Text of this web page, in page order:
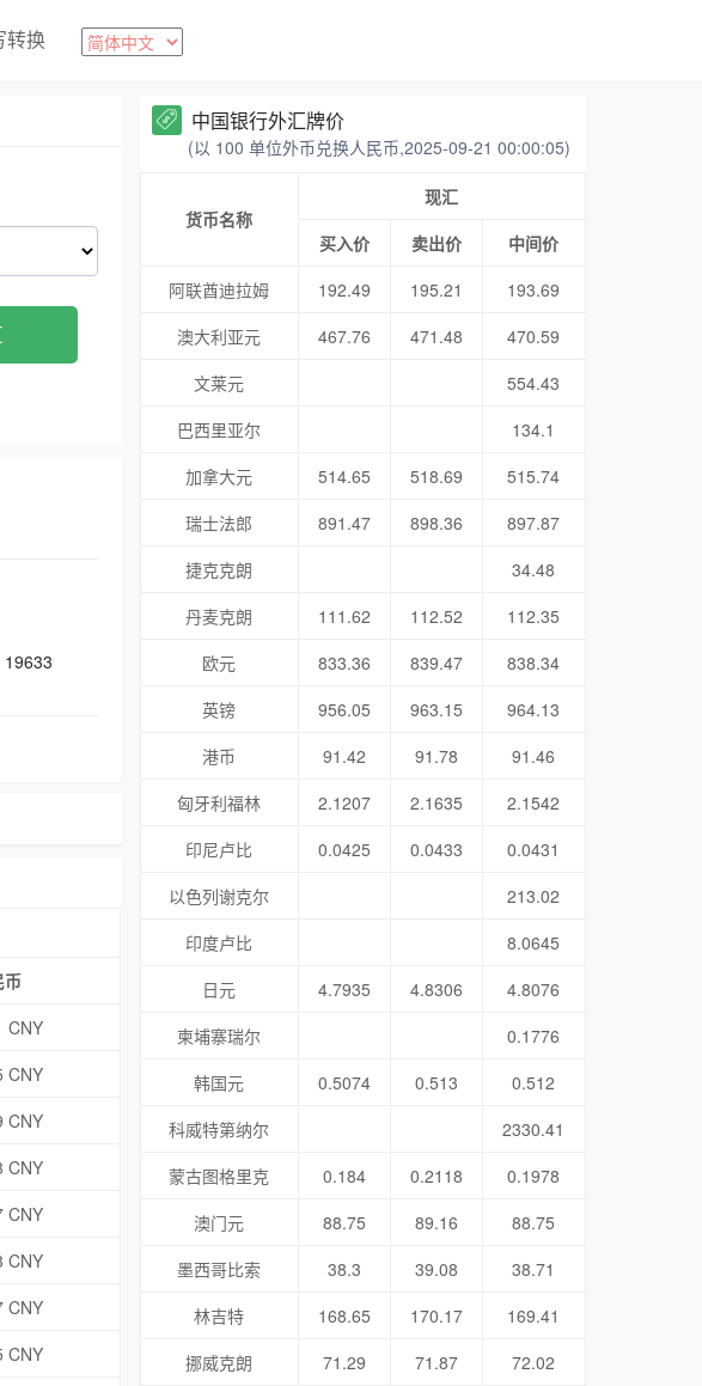
转换
币
CNY
CNY
CNY
CNY
CNY
CNY
CNY
CNY
中国银行外汇牌价
(以 100 单位外币兑换人民币,2025-09-21 00:00:05)
货币名称
现汇
买入价
卖出价
中间价
阿联酋迪拉姆
192.49 195.21
193.69
澳大利亚元
467.76 471.48
470.59
文莱元
554.43
巴西里亚尔
134.1
加拿大元
514.65 518.69
515.74
瑞士法郎
891.47 898.36
897.87
捷克克朗
34.48
丹麦克朗
111.62 112.52
112.35
欧元
833.36 839.47
838.34
英镑
956.05 963.15
964.13
港币
91.42 91.78
91.46
匈牙利福林
2.1207 2.1635
2.1542
印尼卢比
0.0425 0.0433
0.0431
以色列谢克尔
213.02
印度卢比
8.0645
日元
4.7935 4.8306
4.8076
柬埔寨瑞尔
0.1776
韩国元
0.5074 0.513
0.512
科威特第纳尔
2330.41
蒙古图格里克
0.184 0.2118
0.1978
澳门元
88.75 89.16
88.75
墨西哥比索
38.3 39.08
38.71
林吉特
168.65 170.17
169.41
挪威克朗
71.29 71.87
72.02